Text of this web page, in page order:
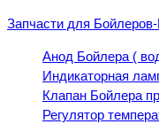
Запчасти для
Анод Бойлера (
Индикаторная
Клапан Бойлера
Регулятор